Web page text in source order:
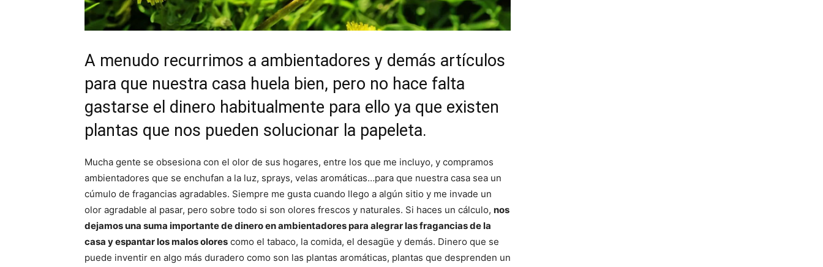
A menudo recurrimos a ambientadores y demás artículos
para que nuestra casa huela bien, pero no hace falta
gastarse el dinero habitualmente para ello ya que existen
plantas que nos pueden solucionar la papeleta.
Mucha gente se obsesiona con el olor de sus hogares, entre los que me incluyo, y compramos
ambientadores que se enchufan a la luz, sprays, velas aromáticas…para que nuestra casa sea un
cúmulo de fragancias agradables. Siempre me gusta cuando llego a algún sitio y me invade un
olor agradable al pasar, pero sobre todo si son olores frescos y naturales. Si haces un cálculo, nos
dejamos una suma importante de dinero en ambientadores para alegrar las fragancias de la
casa y espantar los malos olores como el tabaco, la comida, el desagüe y demás. Dinero que se
puede inventir en algo más duradero como son las plantas aromáticas, plantas que desprenden un